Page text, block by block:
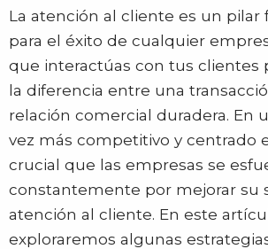
La atención al cliente es un pilar
para el éxito de cualquier
que interactúas con tus clientes
la diferencia entre una
relación comercial duradera. En
vez más competitivo y centrado
crucial que las empresas se
constantemente por mejorar su
atención al cliente. En este
exploraremos algunas